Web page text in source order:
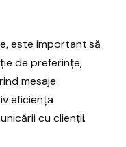
este important să
de preferințe,
mesaje
eficiența
cu clienții.